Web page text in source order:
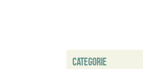
CATEGORIE